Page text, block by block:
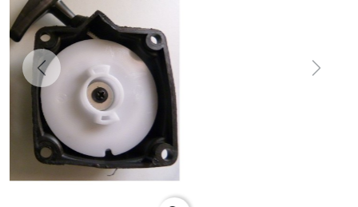
Previous Next